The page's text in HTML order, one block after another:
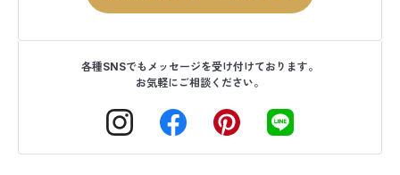
各種SNSでもメッセージを受け付けております。
お気軽にご相談ください。